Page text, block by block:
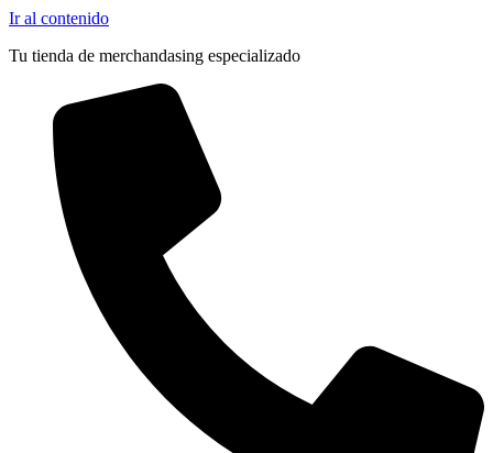
Ir al contenido
Tu tienda de merchandasing especializado